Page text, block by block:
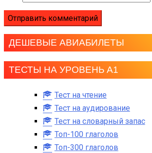
ДЕШЕВЫЕ АВИАБИЛЕТЫ
ТЕСТЫ НА УРОВЕНЬ А1
Тест на чтение
Тест на аудирование
Тест на словарный запас
Топ-100 глаголов
Топ-300 глаголов